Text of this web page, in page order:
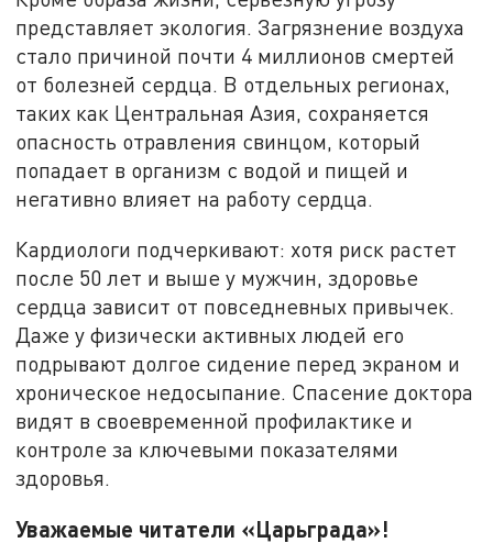
представляет экология. Загрязнение воздуха
стало причиной почти 4 миллионов смертей
от болезней сердца. В отдельных регионах,
таких как Центральная Азия, сохраняется
опасность отравления свинцом, который
попадает в организм с водой и пищей и
негативно влияет на работу сердца.
Кардиологи подчеркивают: хотя риск растет
после 50 лет и выше у мужчин, здоровье
сердца зависит от повседневных привычек.
Даже у физически активных людей его
подрывают долгое сидение перед экраном и
хроническое недосыпание. Спасение доктора
видят в своевременной профилактике и
контроле за ключевыми показателями
здоровья.
Уважаемые читатели «Царьграда»!